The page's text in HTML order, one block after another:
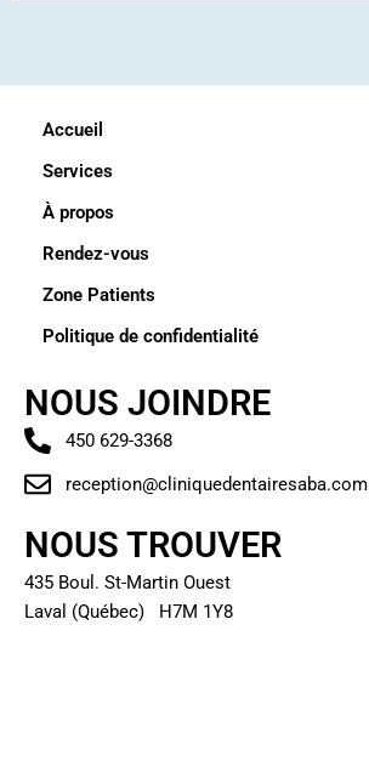
Accueil
Services
À propos
Rendez-vous
Zone Patients
Politique de confidentialité
NOUS JOINDRE
450 629-3368
reception@cliniquedentairesaba.com
NOUS TROUVER
435 Boul. St-Martin Ouest
Laval (Québec) H7M 1Y8